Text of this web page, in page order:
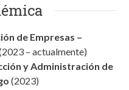
de Empresas –
– actualmente)
y Administración de
(2023)